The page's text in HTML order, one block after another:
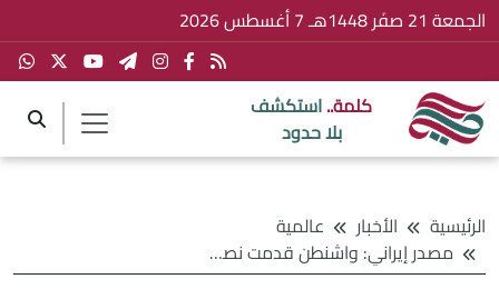
الجمعة 21 صفَر 1448هـ 7 أغسطس 2026
كلمة..استكشف
بلا حدود
الرئيسية الأخبار
عالمية
مصدر إيراني: واشنطن قدمت نصاً تفاوضياً جديداً عبر الوسيط الباكستاني